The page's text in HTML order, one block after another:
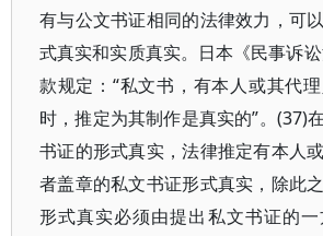
有与公文书证相同的法律效力，可
式真实和实质真实。日本《民事诉
款规定：“私文书，有本人或其代
时，推定为其制作是真实的”。(37)
书证的形式真实，法律推定有本人
者盖章的私文书证形式真实，除此
形式真实必须由提出私文书证的